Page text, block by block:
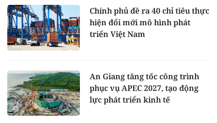
Chính phủ đề ra 40 chỉ tiêu thực
hiện đổi mới mô hình phát
triển Việt Nam
An Giang tăng tốc công trình
phục vụ APEC 2027, tạo động
lực phát triển kinh tế